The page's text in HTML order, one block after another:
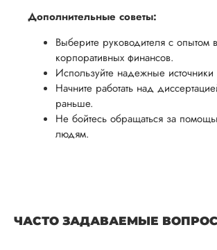
Дополнительные советы:
Выберите руководителя с опытом
корпоративных финансов.
Используйте надежные
Начните работать над
раньше.
Не бойтесь обращаться за
людям.
ЧАСТО ЗАДАВАЕМЫЕ